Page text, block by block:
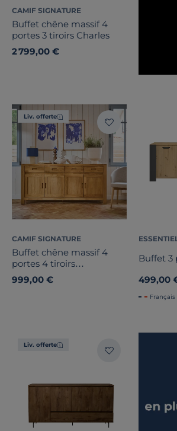
CAMIF SIGNATURE
Buffet chêne massif 4
portes 3 tiroirs Charles
2 799,00 €
Liv. offerte
CAMIF SIGNATURE
Buffet chêne massif 4
portes 4 tiroirs
Luminescence
999,00 €
Buffet 3
499,00
Français
Liv. offerte